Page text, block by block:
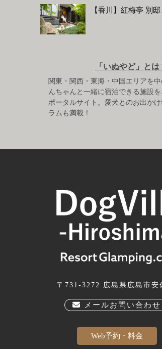
【香川】紅梅亭 別
「いぬやど」とは
関東・関西・東海・中国エリアを
んちゃんと一緒に宿泊できる施設
ポータルサイト。愛犬とのお出か
ラムも満載！
〒731-3272 広島県広島市安
メールお問い合わせ
Web予約・料金